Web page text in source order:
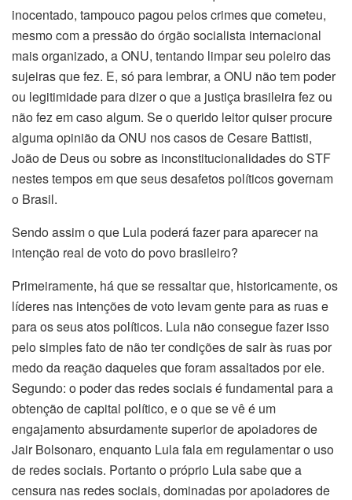
inocentado, tampouco pagou pelos crimes que cometeu,
mesmo com a pressão do órgão socialista internacional
mais organizado, a ONU, tentando limpar seu poleiro das
sujeiras que fez. E, só para lembrar, a ONU não tem poder
ou legitimidade para dizer o que a justiça brasileira fez ou
não fez em caso algum. Se o querido leitor quiser procure
alguma opinião da ONU nos casos de Cesare Battisti,
João de Deus ou sobre as inconstitucionalidades do STF
nestes tempos em que seus desafetos políticos governam
o Brasil.
Sendo assim o que Lula poderá fazer para aparecer na
intenção real de voto do povo brasileiro?
Primeiramente, há que se ressaltar que, historicamente, os
líderes nas intenções de voto levam gente para as ruas e
para os seus atos políticos. Lula não consegue fazer isso
pelo simples fato de não ter condições de sair às ruas por
medo da reação daqueles que foram assaltados por ele.
Segundo: o poder das redes sociais é fundamental para a
obtenção de capital político, e o que se vê é um
engajamento absurdamente superior de apoiadores de
Jair Bolsonaro, enquanto Lula fala em regulamentar o uso
de redes sociais. Portanto o próprio Lula sabe que a
censura nas redes sociais, dominadas por apoiadores de